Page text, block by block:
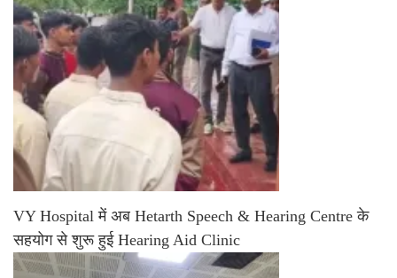
VY Hospital में अब Hetarth Speech & Hearing Centre के
सहयोग से शुरू हुई Hearing Aid Clinic